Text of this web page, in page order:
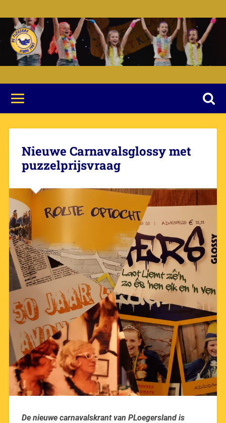
Nieuwe Carnavalsglossy met
puzzelprijsvraag
De nieuwe carnavalskrant van PLoegersland is